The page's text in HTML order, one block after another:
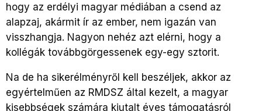
hogy az erdélyi magyar médiában a csend az
alapzaj, akármit ír az ember, nem igazán van
visszhangja. Nagyon nehéz azt elérni, hogy a
kollégák továbbgörgessenek egy-egy sztorit.
Na de ha sikerélményről kell beszéljek, akkor az
egyértelműen az RMDSZ által kezelt, a magyar
kisebbségek számára kiutalt éves támogatásról